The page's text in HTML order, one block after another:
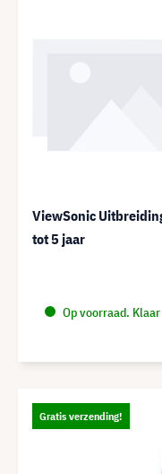
ViewSonic
tot 5 jaar
Op voorraad.
Gratis verzending!